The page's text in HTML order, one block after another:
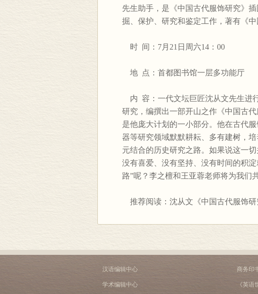
先生助手，是《中国古代服饰研究》
掘、保护、研究和鉴定工作，著有《中
时 间：7月21日周六14：00
地 点：首都图书馆一层多功能厅
内 容：一代文坛巨匠沈从文先生进
研究，编撰出一部开山之作《中国古
是他庞大计划的一小部分。他在古代
器等研究领域默默耕耘、多有建树，
元结合的历史研究之路。如果说这一
没有喜爱、没有坚持、没有时间的积
路”呢？李之檀和王亚蓉老师将为我们
推荐阅读：沈从文《中国古代服饰研
汉语编辑中心
学术编辑中心
商务印
《英